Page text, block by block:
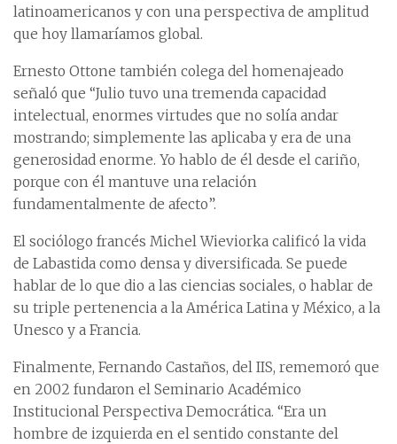
latinoamericanos y con una perspectiva de amplitud
que hoy llamaríamos global.
Ernesto Ottone también colega del homenajeado
señaló que “Julio tuvo una tremenda capacidad
intelectual, enormes virtudes que no solía andar
mostrando; simplemente las aplicaba y era de una
generosidad enorme. Yo hablo de él desde el cariño,
porque con él mantuve una relación
fundamentalmente de afecto”.
El sociólogo francés Michel Wieviorka calificó la vida
de Labastida como densa y diversificada. Se puede
hablar de lo que dio a las ciencias sociales, o hablar de
su triple pertenencia a la América Latina y México, a la
Unesco y a Francia.
Finalmente, Fernando Castaños, del IIS, rememoró que
en 2002 fundaron el Seminario Académico
Institucional Perspectiva Democrática. “Era un
hombre de izquierda en el sentido constante del